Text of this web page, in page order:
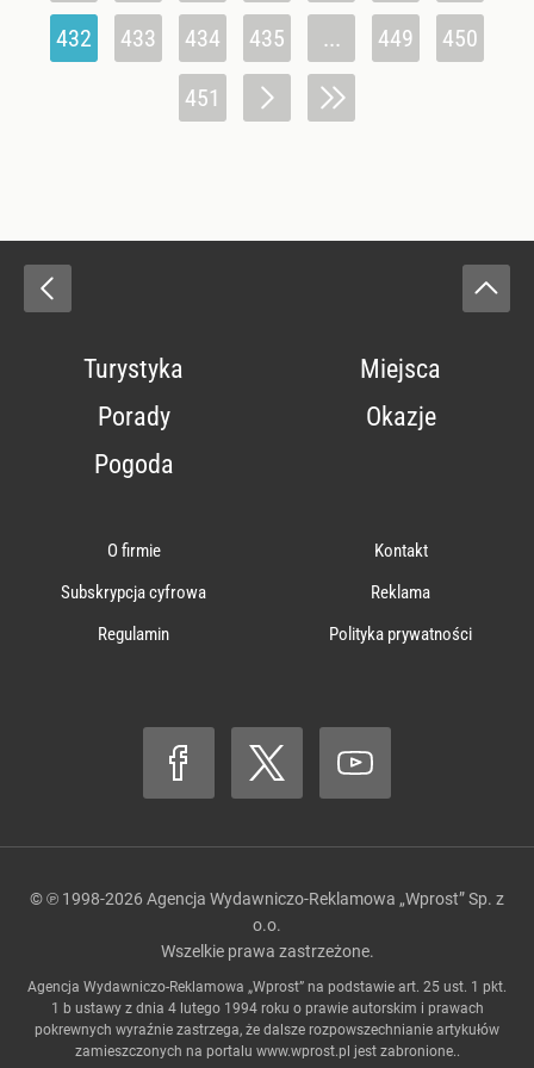
432 433 434 435 ... 449 450
451
Turystyka
Miejsca
Porady
Okazje
Pogoda
O firmie
Kontakt
Subskrypcja cyfrowa
Reklama
Regulamin
Polityka prywatności
© ℗ 1998-2026 Agencja Wydawniczo-Reklamowa „Wprost” Sp. z
o.o.
Wszelkie prawa zastrzeżone.
Agencja Wydawniczo-Reklamowa „Wprost” na podstawie art. 25 ust. 1 pkt.
1 b ustawy z dnia 4 lutego 1994 roku o prawie autorskim i prawach
pokrewnych wyraźnie zastrzega, że dalsze rozpowszechnianie artykułów
zamieszczonych na portalu www.wprost.pl jest zabronione..